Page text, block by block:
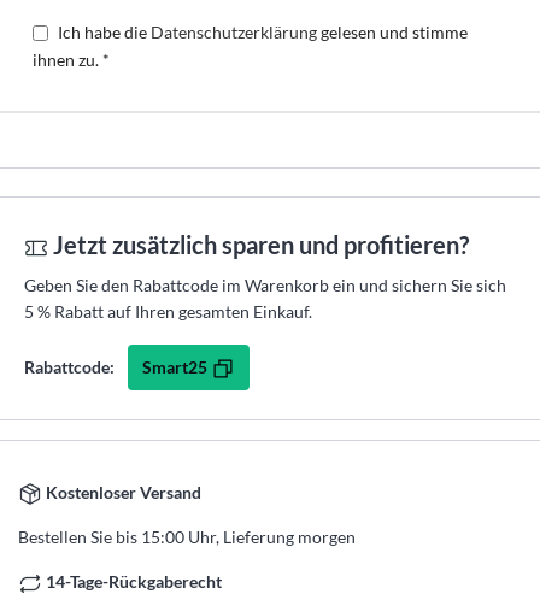
Ich habe die Datenschutzerklärunggelesen und stimme
ihnen zu. *
Jetzt zusätzlich sparen und profitieren?
Geben Sie den Rabattcode im Warenkorb ein und sichern Sie sich
5 % Rabatt auf Ihren gesamten Einkauf.
Rabattcode: Smart25
Kostenloser Versand
Bestellen Sie bis 15:00 Uhr, Lieferung morgen
14-Tage-Rückgaberecht